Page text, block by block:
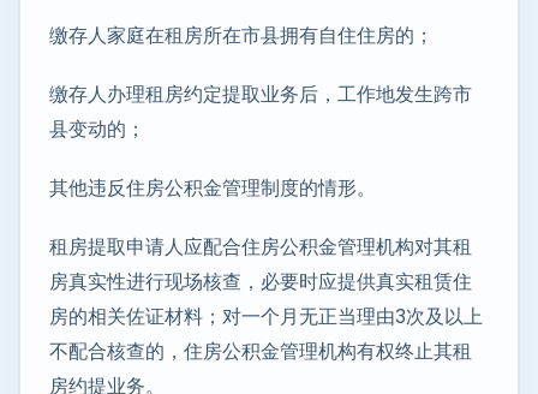
缴存人家庭在租房所在市县拥有自住住房的；
缴存人办理租房约定提取业务后，工作地发生跨市
县变动的；
其他违反住房公积金管理制度的情形。
租房提取申请人应配合住房公积金管理机构对其租
房真实性进行现场核查，必要时应提供真实租赁住
房的相关佐证材料；对一个月无正当理由3次及以上
不配合核查的，住房公积金管理机构有权终止其租
房约提业务。